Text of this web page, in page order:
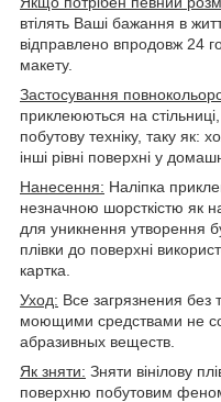
втілять Ваші бажання в
відправлено впродовж 24
макету.
Застосування
приклеюються на
побутову техніку, таку як:
інші рівні поверхні у
Нанесення: Наліпка
незначною шорсткістю як
для уникнення утворення
плівки до поверхні
картка.
Уход: Все загрязнения без
моющими средствами не
абразивных веществ.
Як зняти: Зняти вінілову
поверхню побутовим